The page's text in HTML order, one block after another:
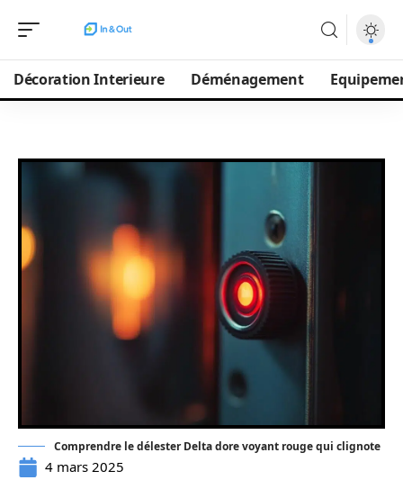
Décoration Interieure Déménagement
Comprendre le délester Delta dore voyant rouge qui clignote
4 mars 2025